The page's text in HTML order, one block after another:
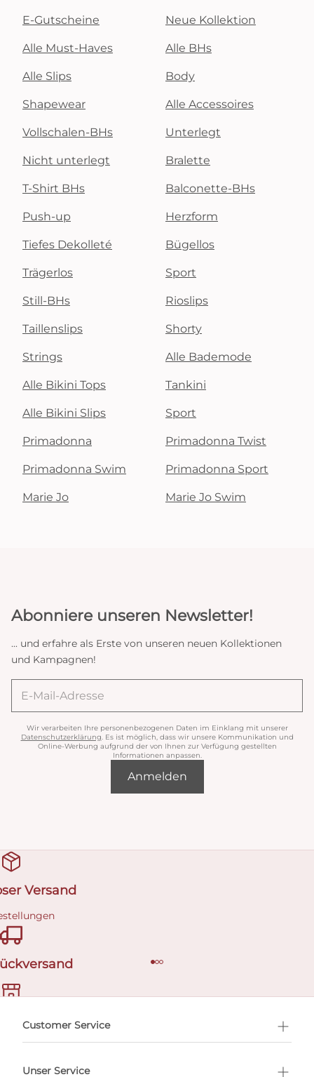
E-Gutscheine Neue Kollektion
Alle Must-Haves Alle BHs
Alle Slips Body
Shapewear Alle Accessoires
Vollschalen-BHs Unterlegt
Nicht unterlegt Bralette
T-Shirt BHs Balconette-BHs
Push-up Herzform
Tiefes Dekolleté Bügellos
Trägerlos Sport
Still-BHs Rioslips
Taillenslips Shorty
Strings Alle Bademode
Alle Bikini Tops Tankini
Alle Bikini Slips Sport
Primadonna Primadonna Twist
Primadonna Swim Primadonna Sport
Marie Jo Marie Jo Swim
Abonniere unseren Newsletter!
... und erfahre als Erste von unseren neuen Kollektionen
und Kampagnen!
Wir verarbeiten Ihre personenbezogenen Daten im Einklang mit unserer
Datenschutzerklärung . Es ist möglich, dass wir unsere Kommunikation und
Online-Werbung aufgrund der von Ihnen zur Verfügung gestellten
Informationen anpassen.
Anmelden
Versand
buchen
Customer Service
Unser Service